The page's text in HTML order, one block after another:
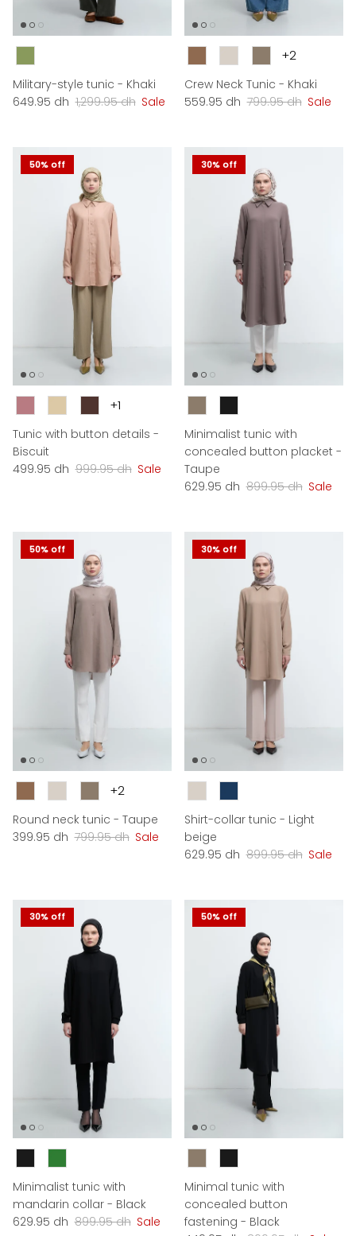
Military-style tunic - Khaki
Sale price
649.95 dh Regular price
1,299.95 dh Sale
Couleur
+2
Crew Neck Tunic - Khaki
Sale price
559.95 dh Regular price
799.95 dh Sale
50% off
Couleur
+1
Tunic with button details -
Biscuit
Sale price
499.95 dh Regular price
999.95 dh Sale
30% off
Minimalist tunic with
concealed button placket -
Taupe
Sale price
629.95 dh Regular price
899.95 dh Sale
50% off
Couleur
+2
Round neck tunic - Taupe
Sale price
399.95 dh Regular price
799.95 dh Sale
30% off
Shirt-collar tunic - Light
beige
Sale price
629.95 dh Regular price
899.95 dh Sale
30% off
Minimalist tunic with
mandarin collar - Black
Sale price
629.95 dh Regular price
899.95 dh Sale
50% off
Minimal tunic with
concealed button
fastening - Black